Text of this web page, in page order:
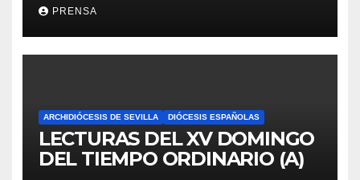
PRENSA
ARCHIDIÓCESIS DE SEVILLA DIÓCESIS ESPAÑOLAS
LECTURAS DEL XV DOMINGO
DEL TIEMPO ORDINARIO (A)